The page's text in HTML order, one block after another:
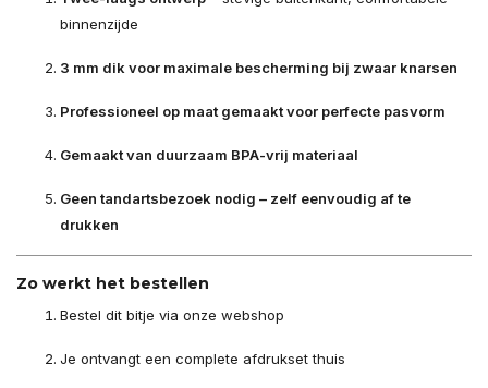
binnenzijde
3 mm dik voor maximale bescherming bij zwaar knarsen
Professioneel op maat gemaakt voor perfecte pasvorm
Gemaakt van duurzaam BPA-vrij materiaal
Geen tandartsbezoek nodig – zelf eenvoudig af te
drukken
Zo werkt het bestellen
Bestel dit bitje via onze webshop
Je ontvangt een complete afdrukset thuis